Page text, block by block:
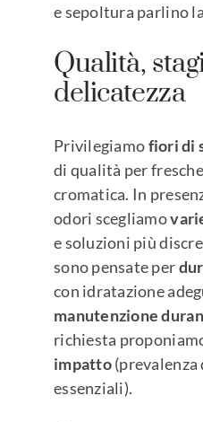
e sepoltura parlino
Qualità,
delicatezza
Privilegiamofiori di
di qualità per
cromatica. In
odori scegliamo
e soluzioni più
sono pensate per
con idratazione
manutenzione
richiesta
impatto(prevalenza
essenziali).